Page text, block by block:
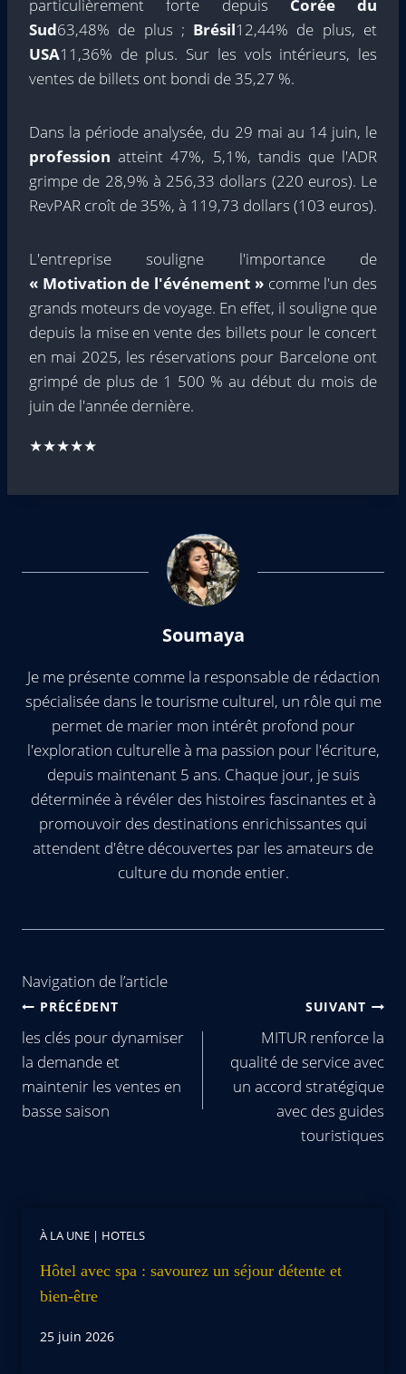
particulièrement forte depuis Corée du
Sud63,48% de plus ; Brésil12,44% de plus, et
USA11,36% de plus. Sur les vols intérieurs, les
ventes de billets ont bondi de 35,27 %.
Dans la période analysée, du 29 mai au 14 juin, le
profession atteint 47%, 5,1%, tandis que l'ADR
grimpe de 28,9% à 256,33 dollars (220 euros). Le
RevPAR croît de 35%, à 119,73 dollars (103 euros).
L'entreprise souligne l'importance de
« Motivation de l'événement »comme l'un des
grands moteurs de voyage. En effet, il souligne que
depuis la mise en vente des billets pour le concert
en mai 2025, les réservations pour Barcelone ont
grimpé de plus de 1 500 % au début du mois de
juin de l'année dernière.
★★★★★
Soumaya
Je me présente comme la responsable de rédaction
spécialisée dans le tourisme culturel, un rôle qui me
permet de marier mon intérêt profond pour
l'exploration culturelle à ma passion pour l'écriture,
depuis maintenant 5 ans. Chaque jour, je suis
déterminée à révéler des histoires fascinantes et à
promouvoir des destinations enrichissantes qui
attendent d'être découvertes par les amateurs de
culture du monde entier.
Navigation de l’article
PRÉCÉDENT
les clés pour dynamiser
la demande et
maintenir les ventes en
basse saison
SUIVANT
MITUR renforce la
qualité de service avec
un accord stratégique
avec des guides
touristiques
À LA UNE | HOTELS
Hôtel avec spa : savourez un séjour détente et
bien-être
25 juin 2026